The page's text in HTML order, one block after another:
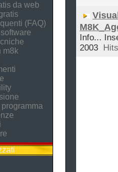
da web
(FAQ)
m8k
Info...
2003